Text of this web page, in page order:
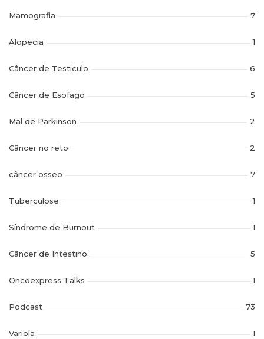
Mamografia 7
Alopecia 1
Câncer de Testiculo 6
Câncer de Esofago 5
Mal de Parkinson 2
Câncer no reto 2
câncer osseo 7
Tuberculose 1
Síndrome de Burnout 1
Câncer de Intestino 5
Oncoexpress Talks 1
Podcast 73
Variola 1